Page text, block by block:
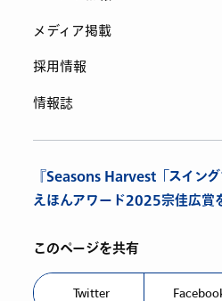
メディア掲載
採用情報
情報誌
『Seasons Harvest「スイン
えほんアワード2025宗佳広賞
このページを共有
Twitter